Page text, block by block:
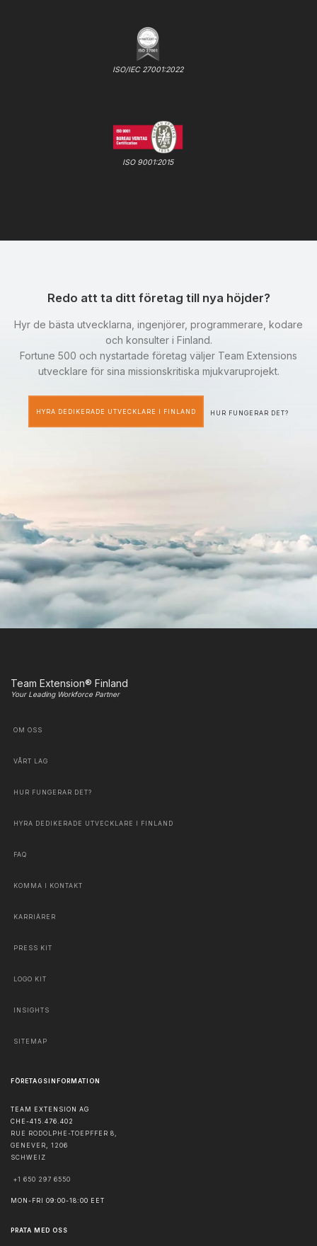
ISO/IEC 27001:2022
ISO 9001:2015
Redo att ta ditt företag till nya höjder?
Hyr de bästa utvecklarna, ingenjörer, programmerare, kodare
och konsulter i Finland.
Fortune 500 och nystartade företag väljer Team Extensions
utvecklare för sina missionskritiska mjukvaruprojekt.
HYRA DEDIKERADE UTVECKLARE I FINLAND HUR FUNGERAR DET?
Team Extension® Finland
Your Leading Workforce Partner
OM OSS
VÅRT LAG
HUR FUNGERAR DET?
HYRA DEDIKERADE UTVECKLARE I FINLAND
FAQ
KOMMA I KONTAKT
KARRIÄRER
PRESS KIT
LOGO KIT
INSIGHTS
SITEMAP
FÖRETAGSINFORMATION
TEAM EXTENSION AG
CHE-415.476.402
RUE RODOLPHE-TOEPFFER 8,
GENEVER
1206
SCHWEIZ
+1 650 297 6550
MON-FRI 09:00-18:00 EET
PRATA MED OSS